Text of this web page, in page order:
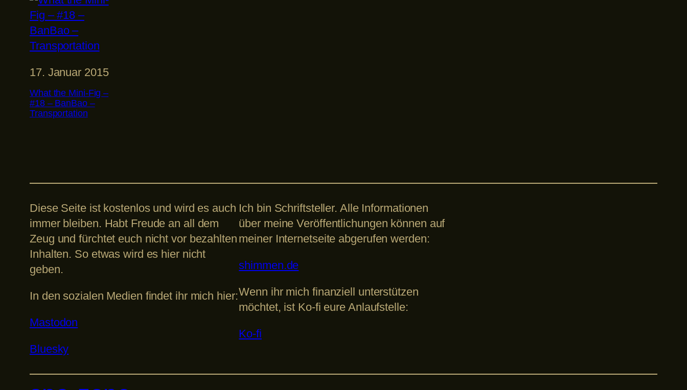
17. Januar 2015
What the Mini-Fig –
#18 – BanBao –
Transportation
Diese Seite ist kostenlos und wird es auch
immer bleiben. Habt Freude an all dem
Zeug und fürchtet euch nicht vor bezahlten
Inhalten. So etwas wird es hier nicht
geben.
In den sozialen Medien findet ihr mich hier:
Mastodon
Bluesky
Ich bin Schriftsteller. Alle Informationen
über meine Veröffentlichungen können auf
meiner Internetseite abgerufen werden:
shimmen.de
Wenn ihr mich finanziell unterstützen
möchtet, ist Ko-fi eure Anlaufstelle:
Ko-fi